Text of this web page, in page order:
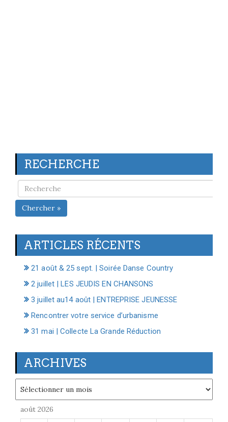
RECHERCHE
Chercher »
ARTICLES RÉCENTS
21 août & 25 sept. | Soirée Danse Country
2 juillet | LES JEUDIS EN CHANSONS
3 juillet au14 août | ENTREPRISE JEUNESSE
Rencontrer votre service d’urbanisme
31 mai | Collecte La Grande Réduction
ARCHIVES
août 2026